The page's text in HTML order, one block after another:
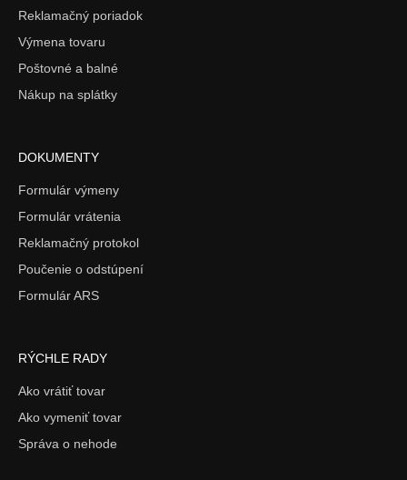
Reklamačný poriadok
Výmena tovaru
Poštovné a balné
Nákup na splátky
DOKUMENTY
Formulár výmeny
Formulár vrátenia
Reklamačný protokol
Poučenie o odstúpení
Formulár ARS
RÝCHLE RADY
Ako vrátiť tovar
Ako vymeniť tovar
Správa o nehode